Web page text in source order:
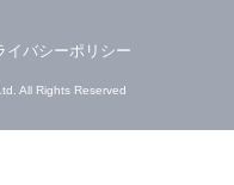
イバシーポリシー
All Rights Reserved